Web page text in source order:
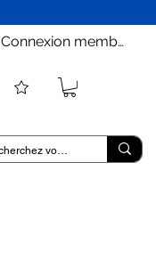
Connexion membre